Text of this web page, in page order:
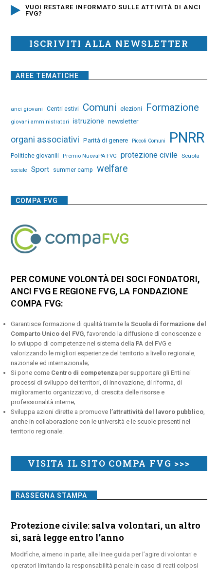
VUOI RESTARE INFORMATO SULLE ATTIVITÀ DI ANCI
FVG?
ISCRIVITI ALLA NEWSLETTER
AREE TEMATICHE
anci giovani Centri estivi Comuni elezioni Formazione
giovani amministratori istruzione newsletter
organi associativi Parità di genere Piccoli Comuni PNRR
Politiche giovanili Premio NuovaPA FVG protezione civile Scuola
sociale Sport summer camp welfare
COMPA FVG
PER COMUNE VOLONTÀ DEI SOCI FONDATORI,
ANCI FVG E REGIONE FVG, LA FONDAZIONE
COMPA FVG:
Garantisce formazione di qualità tramite laScuola di formazione del
Comparto Unico del FVG , favorendo la diffusione di conoscenze e
lo sviluppo di competenze nel sistema della PA del FVG e
valorizzando le migliori esperienze del territorio a livello regionale,
nazionale ed internazionale;
Si pone come Centro di competenza per supportare gli Enti nei
processi di sviluppo dei territori, di innovazione, di riforma, di
miglioramento organizzativo, di crescita delle risorse e
professionalità interne;
Sviluppa azioni dirette a promuove l’attrattività del lavoro pubblico
anche in collaborazione con le università e le scuole presenti nel
territorio regionale.
VISITA IL SITO COMPA FVG >>>
RASSEGNA STAMPA
Protezione civile: salva volontari, un altro
sì, sarà legge entro l’anno
Modifiche, almeno in parte, alle linee guida per l’agire di volontari e
operatori limitando la responsabilità penale in caso di reati colposi